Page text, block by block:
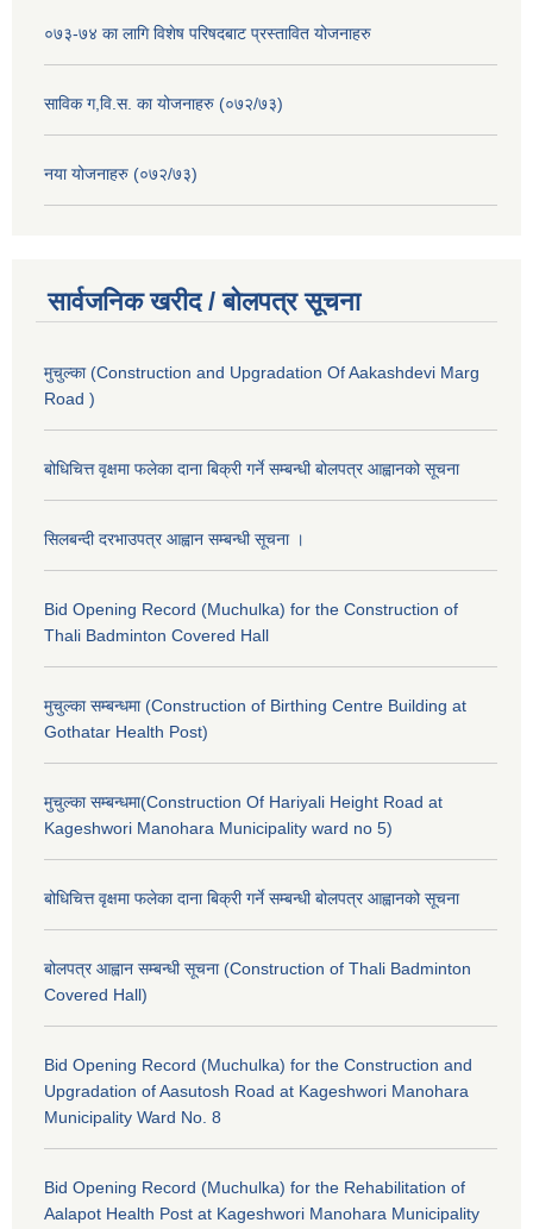
०७३-७४ का लागि विशेष परिषदबाट प्रस्तावित योजनाहरु
साविक ग,वि.स. का योजनाहरु (०७२/७३)
नया योजनाहरु (०७२/७३)
सार्वजनिक खरीद / बोलपत्र सूचना
मुचुल्का (Construction and Upgradation Of Aakashdevi Marg
Road )
बोधिचित्त वृक्षमा फलेका दाना बिक्री गर्ने सम्बन्धी बोलपत्र आह्वानको सूचना
सिलबन्दी दरभाउपत्र आह्वान सम्बन्धी सूचना ।
Bid Opening Record (Muchulka) for the Construction of
Thali Badminton Covered Hall
मुचुल्का सम्बन्धमा (Construction of Birthing Centre Building at
Gothatar Health Post)
मुचुल्का सम्बन्धमा(Construction Of Hariyali Height Road at
Kageshwori Manohara Municipality ward no 5)
बोधिचित्त वृक्षमा फलेका दाना बिक्री गर्ने सम्बन्धी बोलपत्र आह्वानको सूचना
बोलपत्र आह्वान सम्बन्धी सूचना (Construction of Thali Badminton
Covered Hall)
Bid Opening Record (Muchulka) for the Construction and
Upgradation of Aasutosh Road at Kageshwori Manohara
Municipality Ward No. 8
Bid Opening Record (Muchulka) for the Rehabilitation of
Aalapot Health Post at Kageshwori Manohara Municipality